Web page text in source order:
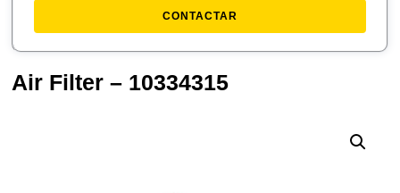
CONTACTAR
Air Filter – 10334315